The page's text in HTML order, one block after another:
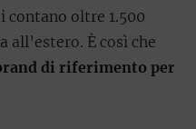
oltre 1.500
È così che
di riferimento per